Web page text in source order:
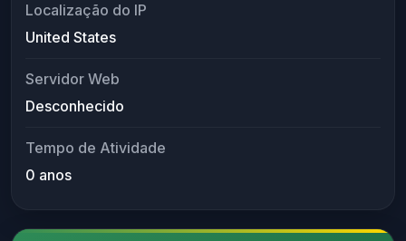
Localização do IP
United States
Servidor Web
Desconhecido
Tempo de Atividade
0 anos